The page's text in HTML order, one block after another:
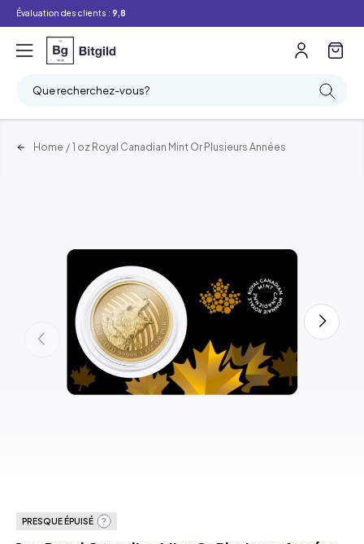
Évaluation des clients : 9,8
Que recherchez-vous?
Home / 1 oz Royal Canadian Mint Or Plusieurs Années
PRESQUE ÉPUISÉ